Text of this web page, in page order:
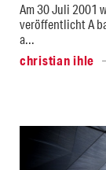
Am 30 Juli 2001
veröffentlicht A
a...
christian ihle